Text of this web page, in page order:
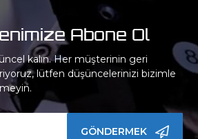
Abone Ol
kalın. Her müşterinin geri
lütfen düşüncelerinizi bizimle
GÖNDERMEK